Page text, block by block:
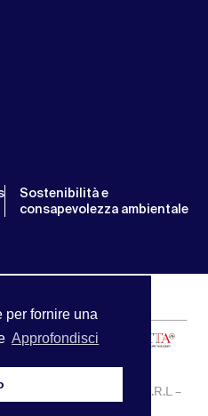
per fornire una
Approfondisci
Sostenibilità e
consapevolezza ambientale
| APA SERVICE S.R.L –